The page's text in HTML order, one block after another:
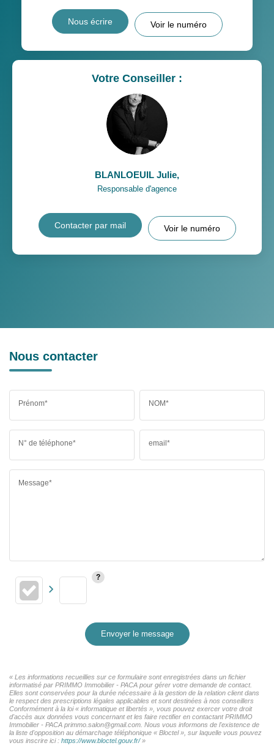
Nous écrire Voir le numéro
Votre Conseiller :
BLANLOEUIL Julie,
Responsable d'agence
Contacter par mail Voir le numéro
Nous contacter
Prénom* NOM*
N° de téléphone* email*
Message*
Envoyer le message
« Les informations recueillies sur ce formulaire sont enregistrées dans un fichier
informatisé par PRIMMO Immobilier - PACA pour gérer votre demande de contact.
Elles sont conservées pour la durée nécessaire à la gestion de la relation client dans
le respect des prescriptions légales applicables et sont destinées à nos conseillers
Conformément à la loi « informatique et libertés », vous pouvez exercer votre droit
d'accès aux données vous concernant et les faire rectifier en contactant PRIMMO
Immobilier - PACA primmo.salon@gmail.com. Nous vous informons de l'existence de
la liste d'opposition au démarchage téléphonique « Bloctel », sur laquelle vous pouvez
vous inscrire ici : https://www.bloctel.gouv.fr/»